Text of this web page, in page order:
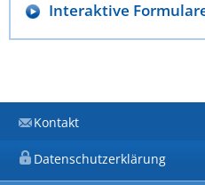
Interaktive
Kontakt
Datenschutzerklärung